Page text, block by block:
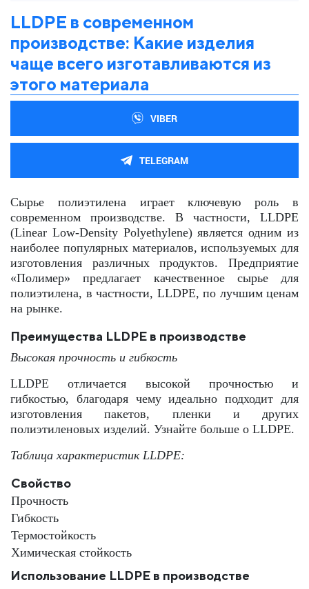
LLDPE в современном
производстве: Какие изделия
чаще всего изготавливаются из
этого материала
VIBER
TELEGRAM
Сырье полиэтилена играет ключевую роль в
современном производстве. В частности, LLDPE
(Linear Low-Density Polyethylene) является одним из
наиболее популярных материалов, используемых для
изготовления различных продуктов. Предприятие
«Полимер» предлагает качественное сырье для
полиэтилена, в частности, LLDPE, по лучшим ценам
на рынке.
Преимущества LLDPE в производстве
Высокая прочность и гибкость
LLDPE отличается высокой прочностью и
гибкостью, благодаря чему идеально подходит для
изготовления пакетов, пленки и других
полиэтиленовых изделий. Узнайте больше о LLDPE.
Таблица характеристик LLDPE:
Свойство
Прочность
Гибкость
Термостойкость
Химическая стойкость
Использование LLDPE в производстве